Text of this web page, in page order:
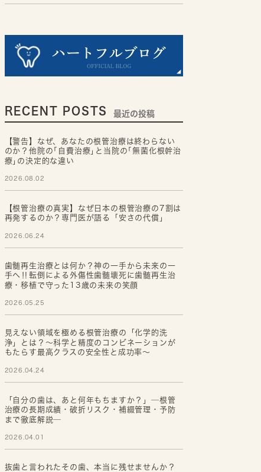
RECENT POSTS 最近の投稿
【警告】なぜ、あなたの根管治療は終わらない
のか？他院の｢自費治療｣と当院の｢無菌化根幹治
療｣の決定的な違い
2026.08.02
【根管治療の真実】なぜ日本の根管治療の7割は
再発するのか？専門医が語る「安さの代償」
2026.06.24
歯髄再生治療とは何か？神の一手から未来の一
手へ‼転倒による外傷性歯髄壊死に歯髄再生治
療・移植で守った13歳の未来の笑顔
2026.05.25
見えない領域を極める根管治療の「化学的洗
浄」とは？～科学と精度のコンビネーションが
もたらす最高クラスの安全性と成功率～
2026.04.24
「自分の歯は、あと何年もちますか？」─根管
治療の長期成績・破折リスク・補綴管理・予防
まで徹底解説─
2026.04.01
抜歯と言われたその歯、本当に残せませんか？